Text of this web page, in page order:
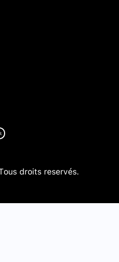
droits reservés.